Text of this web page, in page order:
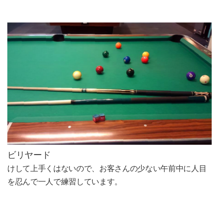
ビリヤード
けして上手くはないので、お客さんの少ない午前中に人目
を忍んで一人で練習しています。